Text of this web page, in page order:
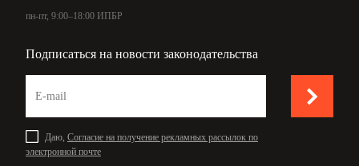
пн-пт, 9:00–18:00 ИПБР
Подписаться на новости законодательства
Даю, Согласие на получение рекламных рассылок по
электронной почте